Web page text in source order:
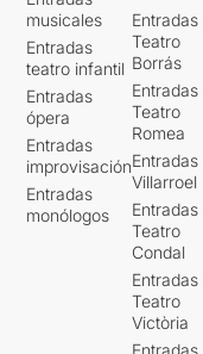
musicales
Entradas
teatro infantil
Entradas
ópera
Entradas
improvisación
Entradas
monólogos
Entradas
Teatro
Borrás
Entradas
Teatro
Romea
Entradas
Villarroel
Entradas
Teatro
Condal
Entradas
Teatro
Victòria
Entradas